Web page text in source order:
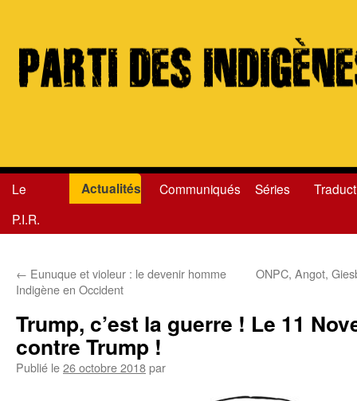
Aller
au
Le
P.I.R.
Actualités Communiqués Séries
← Eunuque et violeur : le devenir homme
Indigène en Occident
ONPC, Angot,
Trump, c’est la guerre ! Le 11
contre Trump !
Publié le26 octobre 2018par